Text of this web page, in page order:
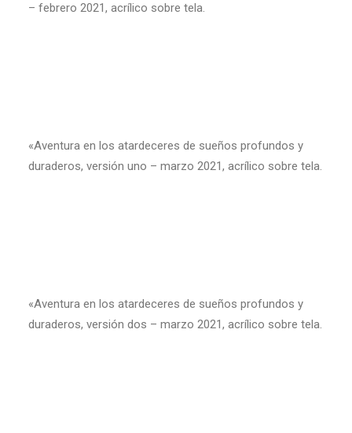
– febrero 2021, acrílico sobre tela.
«Aventura en los atardeceres de sueños profundos y
duraderos, versión uno – marzo 2021, acrílico sobre tela.
«Aventura en los atardeceres de sueños profundos y
duraderos, versión dos – marzo 2021, acrílico sobre tela.